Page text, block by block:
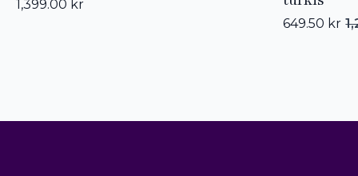
1,399.00 kr
649.50 kr